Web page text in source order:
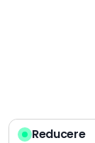
Reducere